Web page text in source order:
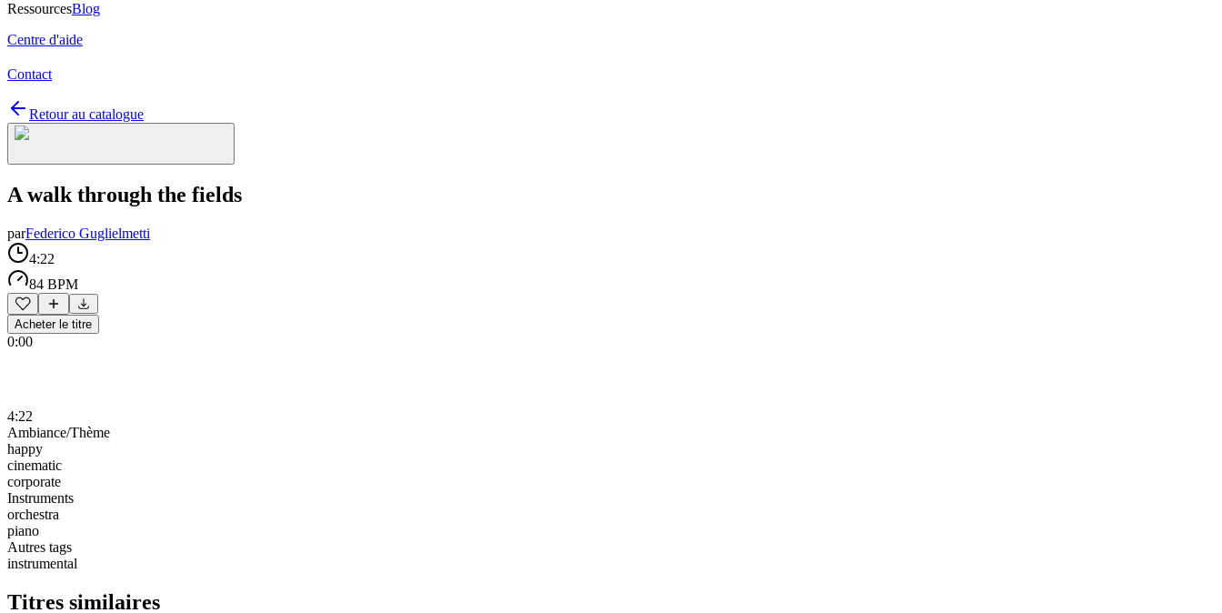
RessourcesBlog
Centre d'aide
Contact
Retour au catalogue
A walk through the fields
parFederico Guglielmetti
4:22
84 BPM
Acheter le titre
0:00
4:22
Ambiance/Thème
happy
cinematic
corporate
Instruments
orchestra
piano
Autres tags
instrumental
Titres similaires